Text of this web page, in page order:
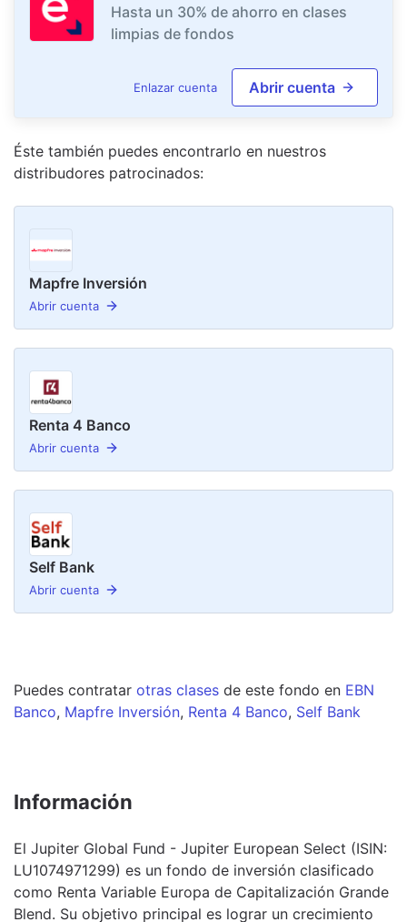
Hasta un 30% de ahorro en clases
limpias de fondos
Enlazar cuenta Abrir cuenta
Éste también puedes encontrarlo en nuestros
distribudores patrocinados:
Mapfre Inversión
Abrir cuenta
Renta 4 Banco
Abrir cuenta
Self Bank
Abrir cuenta
Puedes contratar otras clases de este fondo en EBN
Banco, Mapfre Inversión, Renta 4 Banco, Self Bank
Información
El Jupiter Global Fund - Jupiter European Select (ISIN:
LU1074971299) es un fondo de inversión clasificado
como Renta Variable Europa de Capitalización Grande
Blend. Su objetivo principal es lograr un crecimiento